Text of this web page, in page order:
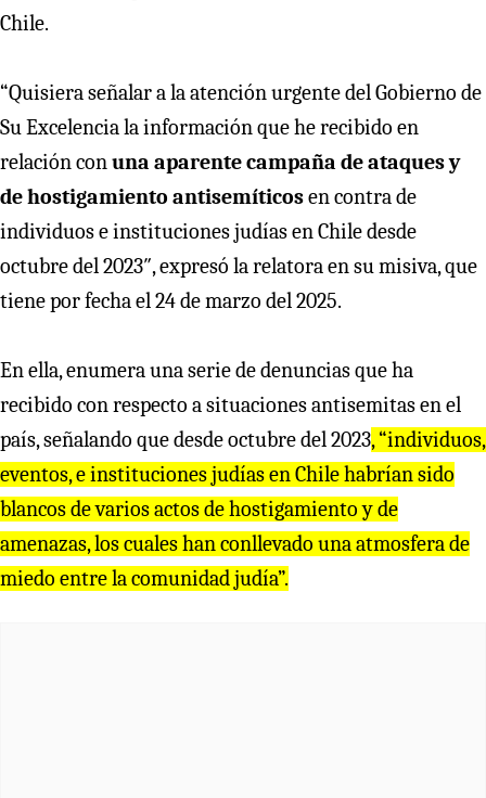
Chile.
“Quisiera señalar a la atención urgente del Gobierno de
Su Excelencia la información que he recibido en
relación conuna aparente campaña de ataques y
de hostigamiento antisemíticosen contra de
individuos e instituciones judías en Chile desde
octubre del 2023″, expresó la relatora en su misiva, que
tiene por fecha el 24 de marzo del 2025.
En ella, enumera una serie de denuncias que ha
recibido con respecto a situaciones antisemitas en el
país, señalando que desde octubre del 2023, “individuos,
eventos, e instituciones judías en Chile habrían sido
blancos de varios actos de hostigamiento y de
amenazas, los cuales han conllevado una atmosfera de
miedo entre la comunidad judía”.